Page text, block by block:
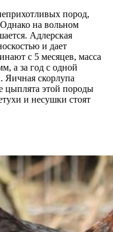
пород,
на вольном
Адлерская
и дает
с 5 месяцев, масса
а за год с одной
Яичная скорлупа
цыплята этой породы
и несушки стоят